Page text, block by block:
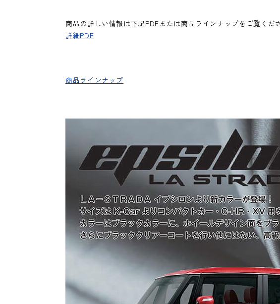
商品の詳しい情報は下記PDFまたは商品ラインナップをご覧くださ
詳細PDF
商品ラインナップ